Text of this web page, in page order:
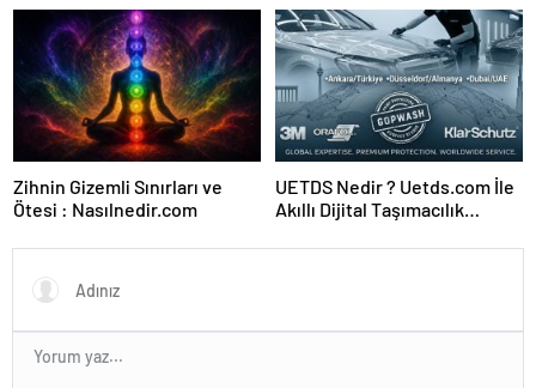
Zihnin Gizemli Sınırları ve
Ötesi : Nasılnedir.com
UETDS Nedir ? Uetds.com İle
Akıllı Dijital Taşımacılık